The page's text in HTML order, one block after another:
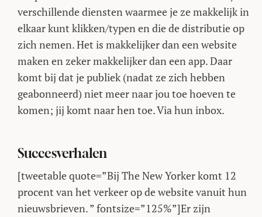
verschillende diensten waarmee je ze makkelijk in
elkaar kunt klikken/typen en die de distributie op
zich nemen. Het is makkelijker dan een website
maken en zeker makkelijker dan een app. Daar
komt bij dat je publiek (nadat ze zich hebben
geabonneerd) niet meer naar jou toe hoeven te
komen; jij komt naar hen toe. Via hun inbox.
Succesverhalen
[tweetable quote=”Bij The New Yorker komt 12
procent van het verkeer op de website vanuit hun
nieuwsbrieven. ” fontsize=”125%”]Er zijn